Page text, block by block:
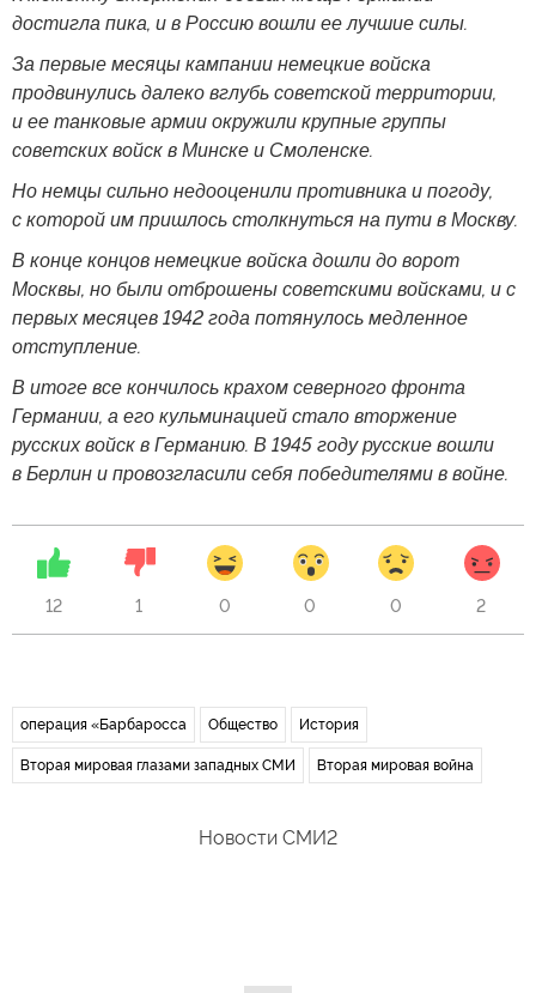
достигла пика, и в Россию вошли ее лучшие силы.
За первые месяцы кампании немецкие войска
продвинулись далеко вглубь советской территории,
и ее танковые армии окружили крупные группы
советских войск в Минске и Смоленске.
Но немцы сильно недооценили противника и погоду,
с которой им пришлось столкнуться на пути в Москву.
В конце концов немецкие войска дошли до ворот
Москвы, но были отброшены советскими войсками, и с
первых месяцев 1942 года потянулось медленное
отступление.
В итоге все кончилось крахом северного фронта
Германии, а его кульминацией стало вторжение
русских войск в Германию. В 1945 году русские вошли
в Берлин и провозгласили себя победителями в войне.
12 1 0 0 0 2
операция «Барбаросса Общество История
Вторая мировая глазами западных СМИ Вторая мировая война
Новости СМИ2